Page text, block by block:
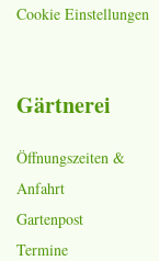
Cookie Einstellungen
Gärtnerei
Öffnungszeiten &
Anfahrt
Gartenpost
Termine